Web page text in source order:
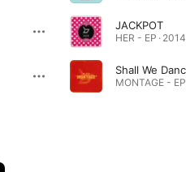
JACKPOT
HER - EP ·
Shall We
MONTAGE -